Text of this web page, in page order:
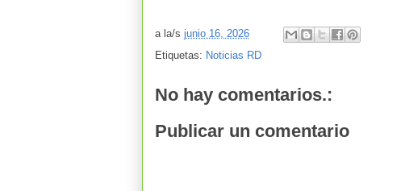
a la/s junio 16, 2026
Etiquetas: Noticias RD
No hay comentarios.:
Publicar un comentario